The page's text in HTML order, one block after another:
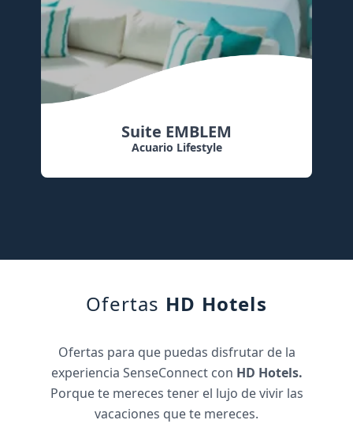
Family Villa EMBLEM
HD PC Tenerife
Ofertas HD Hotels
Ofertas para que puedas disfrutar de la
experiencia SenseConnect con HD Hotels.
Porque te mereces tener el lujo de vivir las
vacaciones que te mereces.